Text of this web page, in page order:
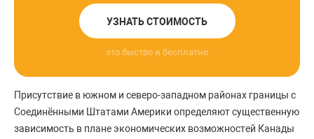
УЗНАТЬ СТОИМОСТЬ
это быстро и бесплатно
Присутствие в южном и северо-западном районах границы с
Соединёнными Штатами Америки определяют существенную
зависимость в плане экономических возможностей Канады